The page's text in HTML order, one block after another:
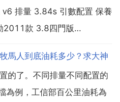
排量 3.84s 引數配置 保養
2011款 3.8四門版
馬人到底油耗多少？求大神
的了。不同排量不同配置的
為例，工信部百公里油耗為